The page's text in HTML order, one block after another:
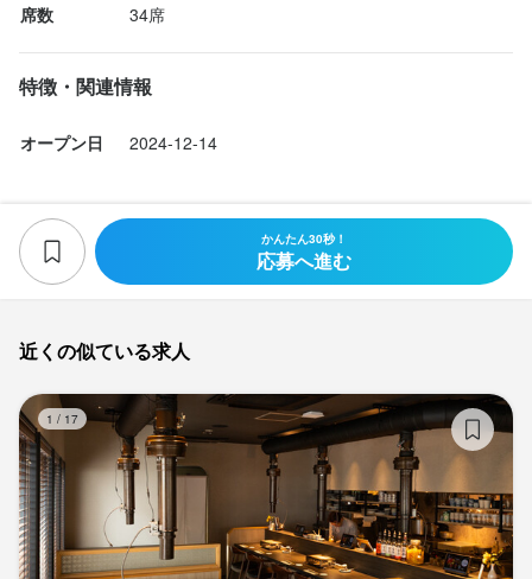
席数 34席
特徴・関連情報
オープン日 2024-12-14
かんたん30秒！
応募へ進む
近くの似ている求人
1 / 17
求める人物像
・明るく接客のできる方
・飲食店でのホール経験のある方（必須ではございません）
・飲食店未経験の方も大歓迎！丁寧に教えます！
選考の流れ
応募後こちらから連絡させていただきます。
転職や就職など不安も大きいかと思います。気になる点や不明点
お店の採用担当者からのメッセージ
お気軽にお問い合わせください！
最終更新日2026/05/09
応募後こちらから連絡させていただきます。
転職や就職など不安も大きいかと思います。気になる点や不明点
など確認の連絡やお問い合わせなども大歓迎です！
店名
勤務地
福岡県福岡市中央区春吉3-12-26 JOJOビル　2F
連絡先
092-753-5735
応募後こちらから連絡させていただきます。
転職や就職など不安も大きいかと思います。気になる点や不明点
など確認の連絡やお問い合わせなども大歓迎です！
店名
勤務地
福岡県福岡市中央区春吉3-12-26 JOJOビル　2F
連絡先
092-753-5735
連絡先
092-753-5735
株式会社confront
最終更新日2026/05/18
連絡先
092-753-5735
株式会社confront
最終更新日2026/05/09
株式会社confront
最終更新日2026/07/02